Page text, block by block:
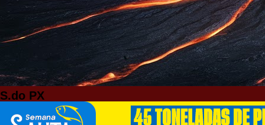
S.do PX